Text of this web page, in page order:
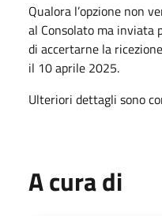
Qualora l’opzione non
al Consolato ma inviata
di accertarne la
il 10 aprile 2025.
Ulteriori dettagli sono
A cura di